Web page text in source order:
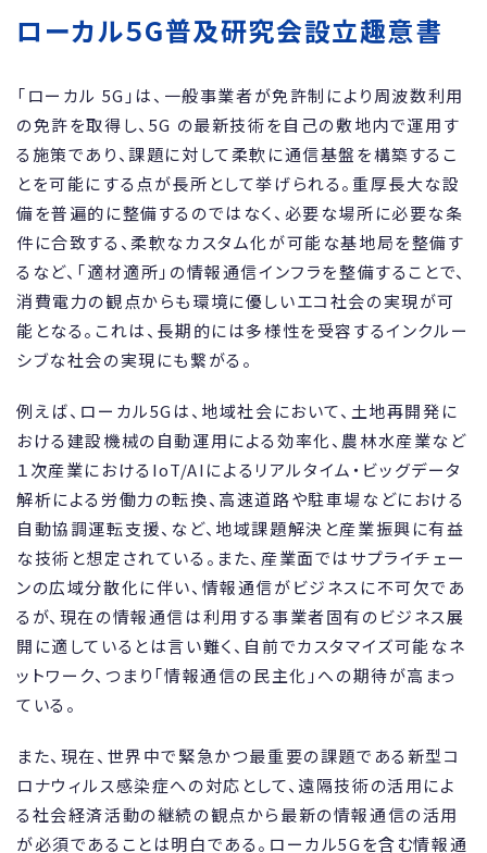
ローカル５G普及研究会設立趣意書
「ローカル 5G」は、一般事業者が免許制により周波数利用
の免許を取得し、5G の最新技術を自己の敷地内で運用す
る施策であり、課題に対して柔軟に通信基盤を構築するこ
とを可能にする点が長所として挙げられる。重厚長大な設
備を普遍的に整備するのではなく、必要な場所に必要な条
件に合致する、柔軟なカスタム化が可能な基地局を整備す
るなど、「適材適所」の情報通信インフラを整備することで、
消費電力の観点からも環境に優しいエコ社会の実現が可
能となる。これは、長期的には多様性を受容するインクルー
シブな社会の実現にも繋がる。
例えば、ローカル5Gは、地域社会において、土地再開発に
おける建設機械の自動運用による効率化、農林水産業など
１次産業におけるIoT/AIによるリアルタイム・ビッグデータ
解析による労働力の転換、高速道路や駐車場などにおける
自動協調運転支援、など、地域課題解決と産業振興に有益
な技術と想定されている。また、産業面ではサプライチェー
ンの広域分散化に伴い、情報通信がビジネスに不可欠であ
るが、現在の情報通信は利用する事業者固有のビジネス展
開に適しているとは言い難く、自前でカスタマイズ可能なネ
ットワーク、つまり「情報通信の民主化」への期待が高まっ
ている。
また、現在、世界中で緊急かつ最重要の課題である新型コ
ロナウィルス感染症への対応として、遠隔技術の活用によ
る社会経済活動の継続の観点から最新の情報通信の活用
が必須であることは明白である。ローカル5Gを含む情報通